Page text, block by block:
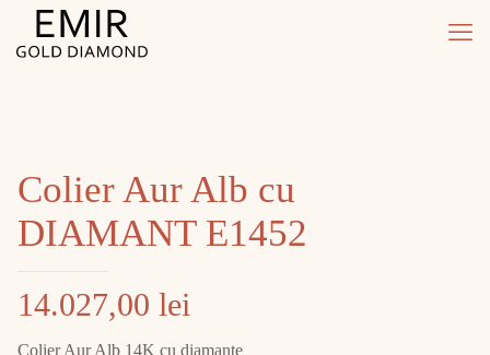
Colier Aur Alb cu
DIAMANT E1452
14.027,00 lei
Colier Aur Alb 14K cu diamante